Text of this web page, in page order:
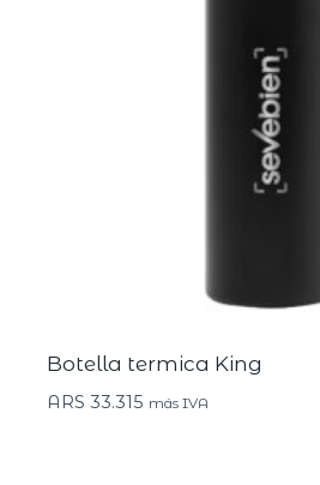
Botella termica King
ARS 33.315 más IVA